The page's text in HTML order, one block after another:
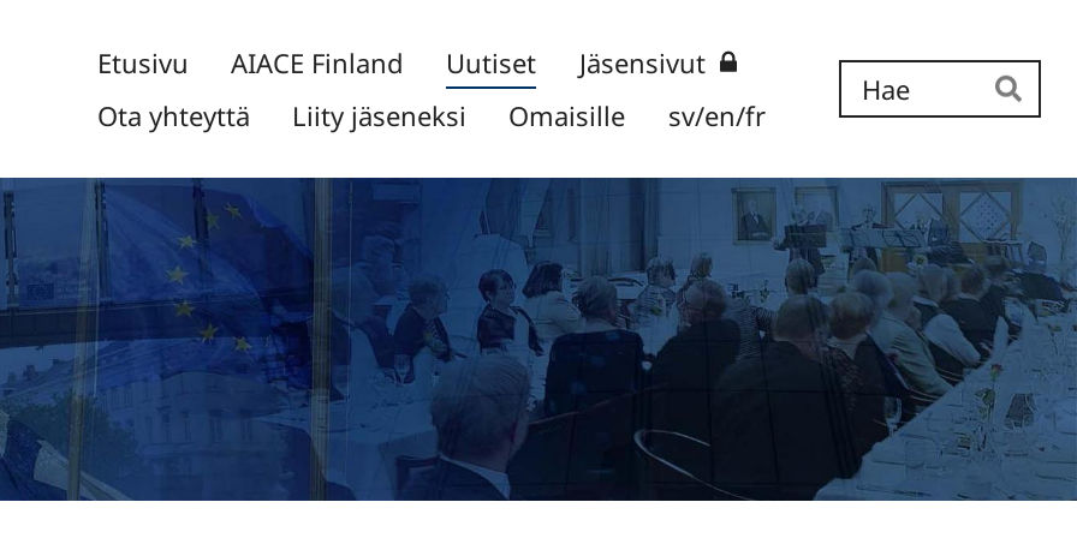
Etusivu AIACE Finland Uutiset
Jäsensivut
Ota yhteyttä
Liity jäseneksi Omaisille sv/en/fr Hae